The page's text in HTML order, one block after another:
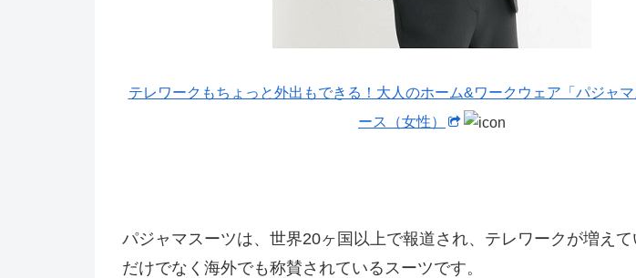
テレワークもちょっと外出もできる！大人のホーム&ワークウェア「パジャ
ース（女性）
パジャマスーツは、世界20ヶ国以上で報道され、テレワークが増え
だけでなく海外でも称賛されているスーツです。